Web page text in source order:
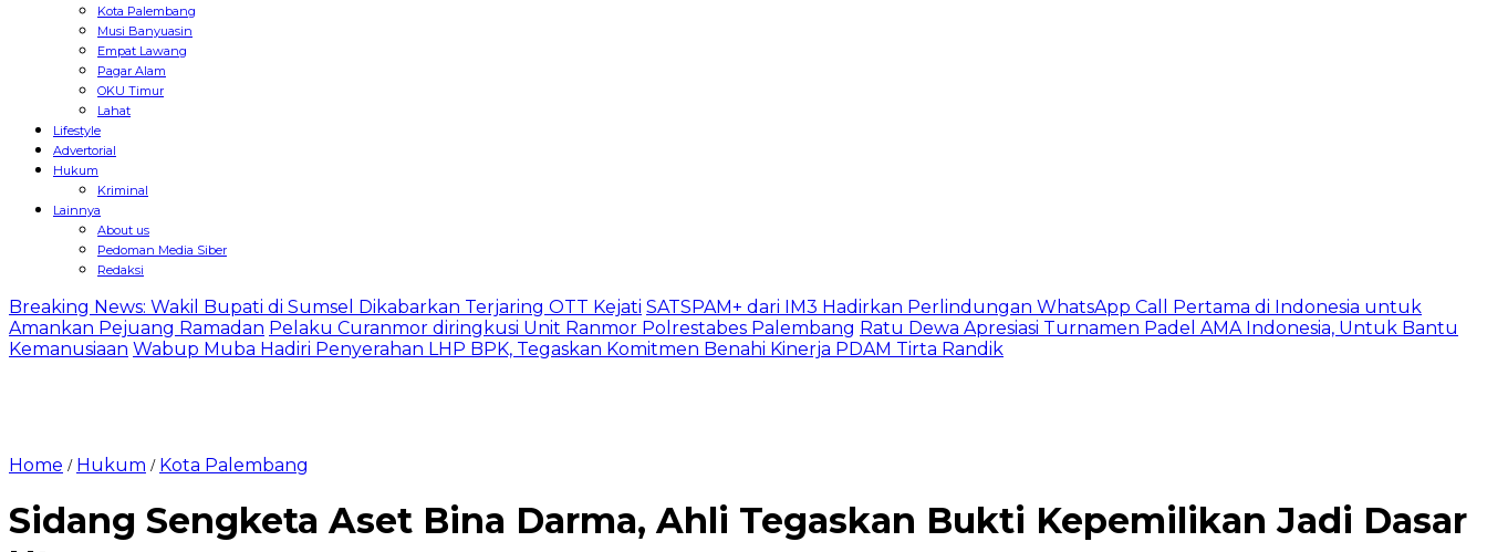
Kota Palembang
Musi Banyuasin
Empat Lawang
Pagar Alam
OKU Timur
Lahat
Lifestyle
Advertorial
Hukum
Kriminal
Lainnya
About us
Pedoman Media Siber
Redaksi
Breaking News: Wakil Bupati di Sumsel Dikabarkan Terjaring OTT Kejati SATSPAM+ dari IM3 Hadirkan Perlindungan WhatsApp Call Pertama di Indonesia untuk
Amankan Pejuang Ramadan Pelaku Curanmor diringkusi Unit Ranmor Polrestabes Palembang Ratu Dewa Apresiasi Turnamen Padel AMA Indonesia, Untuk Bantu
Kemanusiaan Wabup Muba Hadiri Penyerahan LHP BPK, Tegaskan Komitmen Benahi Kinerja PDAM Tirta Randik
Home / Hukum / Kota Palembang
Sidang Sengketa Aset Bina Darma, Ahli Tegaskan Bukti Kepemilikan Jadi Dasar